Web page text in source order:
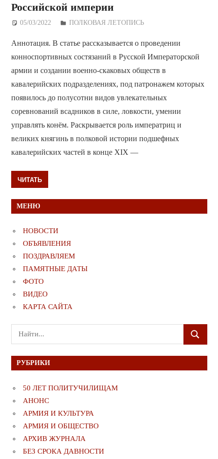
Российской империи
05/03/2022 Дежурный по Редакции
ПОЛКОВАЯ ЛЕТОПИСЬ
Аннотация. В статье рассказывается о проведении
конноспортивных состязаний в Русской Императорской
армии и создании военно-скаковых обществ в
кавалерийских подразделениях, под патронажем которых
появилось до полусотни видов увлекательных
соревнований всадников в силе, ловкости, умении
управлять конём. Раскрывается роль императриц и
великих княгинь в полковой истории подшефных
кавалерийских частей в конце XIX —
ЧИТАТЬ
МЕНЮ
НОВОСТИ
ОБЪЯВЛЕНИЯ
ПОЗДРАВЛЯЕМ
ПАМЯТНЫЕ ДАТЫ
ФОТО
ВИДЕО
КАРТА САЙТА
Поиск
для:
ПОИСК
РУБРИКИ
50 ЛЕТ ПОЛИТУЧИЛИЩАМ
АНОНС
АРМИЯ И КУЛЬТУРА
АРМИЯ И ОБЩЕСТВО
АРХИВ ЖУРНАЛА
БЕЗ СРОКА ДАВНОСТИ